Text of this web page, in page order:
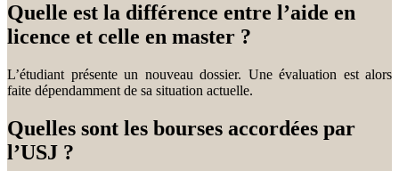
Quelle est la différence entre l’aide en
licence et celle en master ?
L’étudiant présente un nouveau dossier. Une évaluation est alors
faite dépendamment de sa situation actuelle.
Quelles sont les bourses accordées par
l’USJ ?